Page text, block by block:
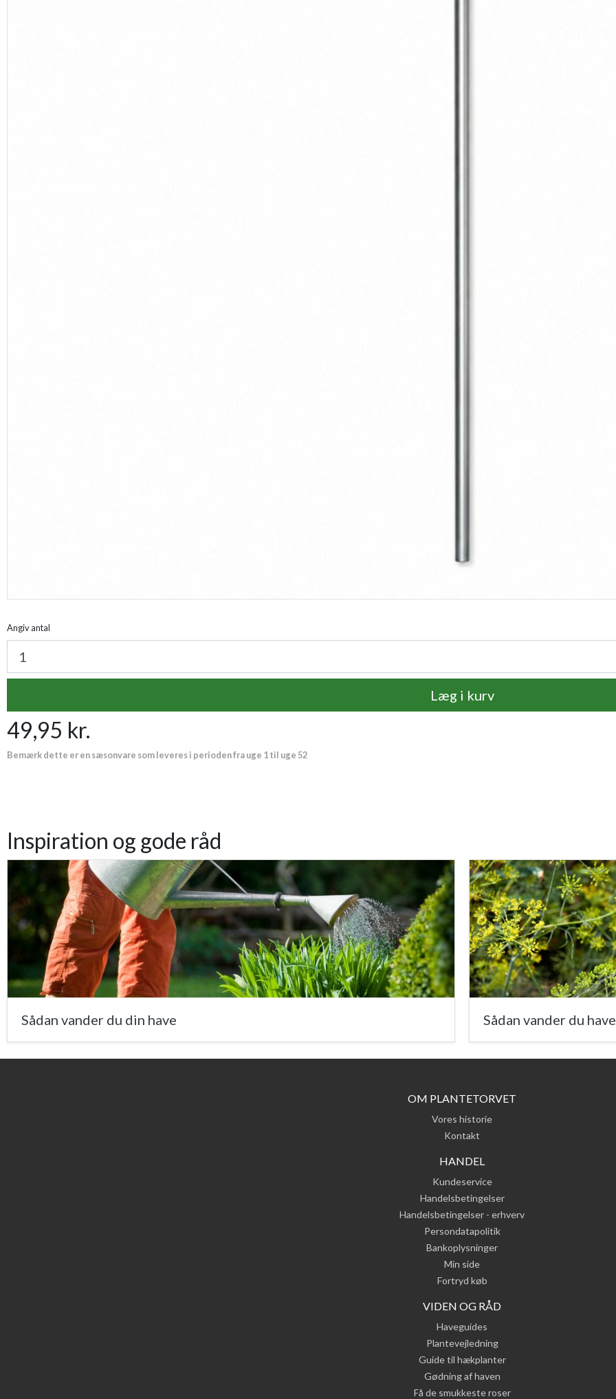
Angiv antal
Læg i kurv
49,95 kr.
Bemærk dette er en sæsonvare som leveres i perioden fra uge 1 til uge 52
Inspiration og gode råd
Sådan vander du din have Sådan vander du
OM PLANTETORVET
Vores historie
Kontakt
HANDEL
Kundeservice
Handelsbetingelser
Handelsbetingelser - erhverv
Persondatapolitik
Bankoplysninger
Min side
Fortryd køb
VIDEN OG RÅD
Haveguides
Plantevejledning
Guide til hækplanter
Gødning af haven
Få de smukkeste roser